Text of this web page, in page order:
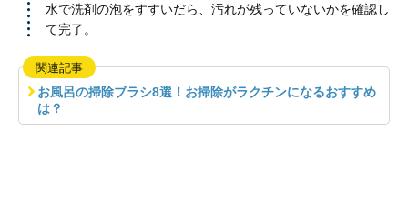
水で洗剤の泡をすすいだら、汚れが残っていないかを確認し
て完了。
関連記事
お風呂の掃除ブラシ8選！お掃除がラクチンになるおすすめ
は？